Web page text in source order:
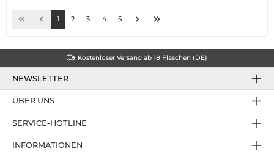
1 2 3 4 5
Kostenloser Versand ab 18 Flaschen (DE)
NEWSLETTER
SERVICE-HOTLINE
ÜBER UNS
INFORMATIONEN